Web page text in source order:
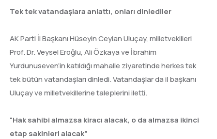
Tek tek vatandaşlara anlattı, onları dinlediler
AK Parti İl Başkanı Hüseyin Ceylan Uluçay, milletvekilleri
Prof. Dr. Veysel Eroğlu, Ali Özkaya ve İbrahim
Yurdunuseven’in katıldığı mahalle ziyaretinde herkes tek
tek bütün vatandaşları dinledi. Vatandaşlar da il başkanı
Uluçay ve milletvekillerine taleplerini iletti.
“Hak sahibi almazsa kiracı alacak, o da almazsa ikinci
etap sakinleri alacak”